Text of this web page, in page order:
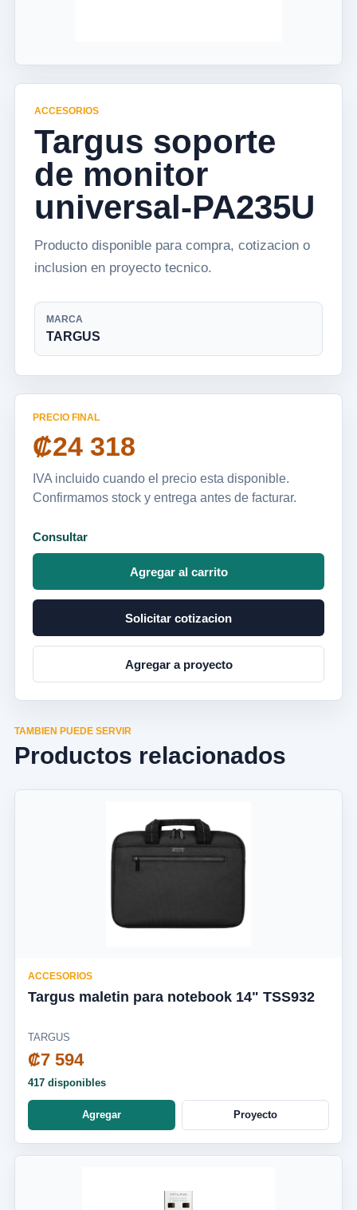
ACCESORIOS
Targus soporte
de monitor
universal-PA235U
Producto disponible para compra, cotizacion o
inclusion en proyecto tecnico.
MARCA
TARGUS
PRECIO FINAL
₡24 318
IVA incluido cuando el precio esta disponible.
Confirmamos stock y entrega antes de facturar.
Consultar
Agregar al carrito
Solicitar cotizacion
Agregar a proyecto
TAMBIEN PUEDE SERVIR
Productos relacionados
ACCESORIOS
Targus maletin para notebook 14" TSS932
TARGUS
₡7 594
417 disponibles
Agregar Proyecto